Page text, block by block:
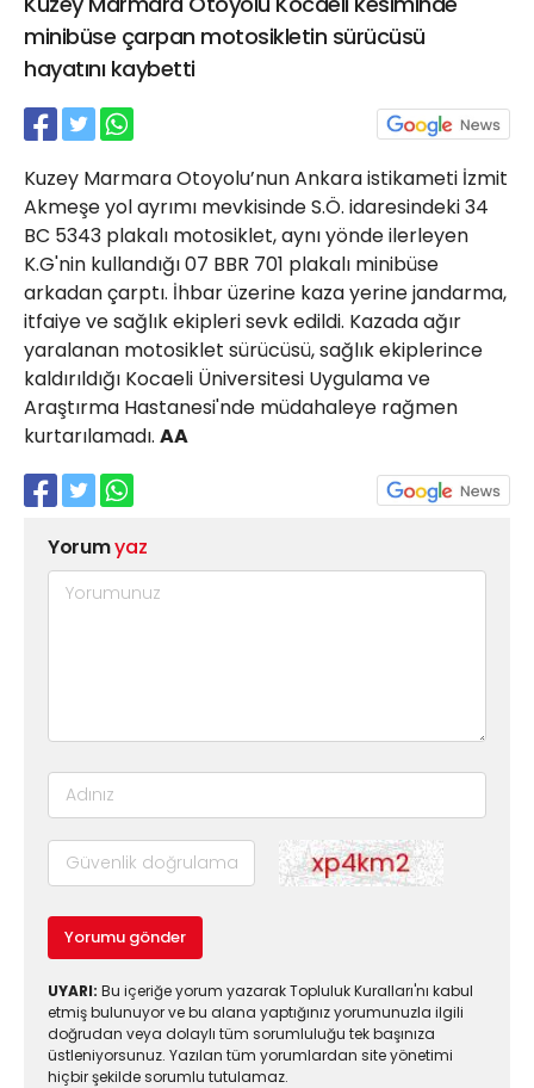
minibüse çarpan motosikletin sürücüsü
hayatını kaybetti
Kuzey Marmara Otoyolu’nun Ankara istikameti İzmit
Akmeşe yol ayrımı mevkisinde S.Ö. idaresindeki 34
BC 5343 plakalı motosiklet, aynı yönde ilerleyen
K.G'nin kullandığı 07 BBR 701 plakalı minibüse
arkadan çarptı. İhbar üzerine kaza yerine jandarma,
itfaiye ve sağlık ekipleri sevk edildi. Kazada ağır
yaralanan motosiklet sürücüsü, sağlık ekiplerince
kaldırıldığı Kocaeli Üniversitesi Uygulama ve
Araştırma Hastanesi'nde müdahaleye rağmen
kurtarılamadı. AA
Yorumyaz
Yorumu gönder
UYARI: Bu içeriğe yorum yazarak Topluluk Kuralları'nı kabul
etmiş bulunuyor ve bu alana yaptığınız yorumunuzla ilgili
doğrudan veya dolaylı tüm sorumluluğu tek başınıza
üstleniyorsunuz. Yazılan tüm yorumlardan site yönetimi
hiçbir şekilde sorumlu tutulamaz.
21 Gölcük